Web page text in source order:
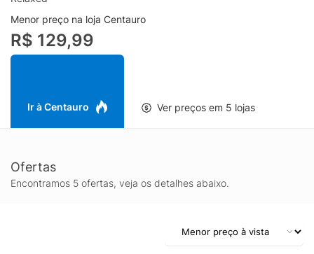
Menor preço na loja Centauro
R$ 129,99
Ir à Centauro Ver preços em 5 lojas
Ofertas
Encontramos 5 ofertas, veja os detalhes abaixo.